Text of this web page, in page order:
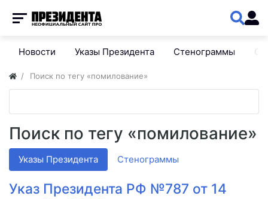
Новости Указы Президента Стенограммы
Поиск по тегу «помилование»
Поиск по тегу «помилование»
Указы Президента Стенограммы
Указ Президента РФ №787 от 14